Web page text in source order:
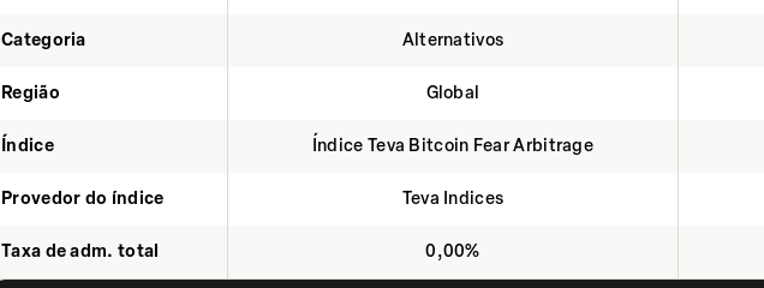
Categoria Alternativos
Região Global
Índice Índice Teva Bitcoin Fear Arbitrage
Provedor do índice Teva Indices
Taxa de adm. total 0,00%